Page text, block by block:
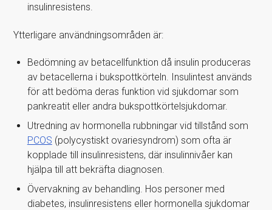
insulinresistens.
Ytterligare användningsområden är:
Bedömning av betacellfunktion då insulin produceras
av betacellerna i bukspottkörteln. Insulintest används
för att bedöma deras funktion vid sjukdomar som
pankreatit eller andra bukspottkörtelsjukdomar.
Utredning av hormonella rubbningar vid tillstånd som
PCOS (polycystiskt ovariesyndrom) som ofta är
kopplade till insulinresistens, där insulinnivåer kan
hjälpa till att bekräfta diagnosen.
Övervakning av behandling. Hos personer med
diabetes, insulinresistens eller hormonella sjukdomar